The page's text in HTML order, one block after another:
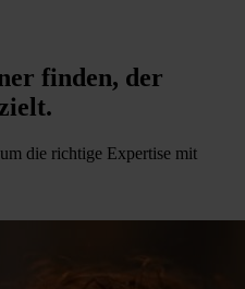
finden, der
die richtige Expertise mit